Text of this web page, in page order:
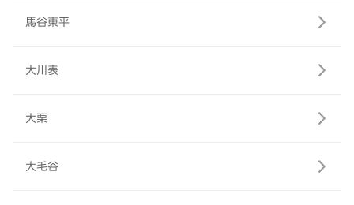
馬谷東平
大川表
大栗
大毛谷